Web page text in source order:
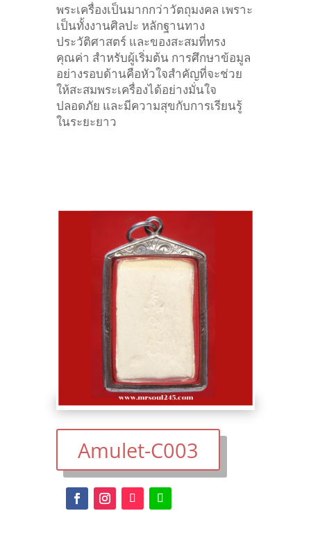
พระเครื่องเป็นมากกว่าวัตถุมงคล เพราะ
เป็นทั้งงานศิลปะ หลักฐานทาง
ประวัติศาสตร์ และของสะสมที่ทรง
คุณค่า สำหรับผู้เริ่มต้น การศึกษาข้อมูล
อย่างรอบด้านคือหัวใจสำคัญที่จะช่วย
ให้สะสมพระเครื่องได้อย่างมั่นใจ
ปลอดภัย และมีความสุขกับการเรียนรู้
ในระยะยาว
Amulet-C003